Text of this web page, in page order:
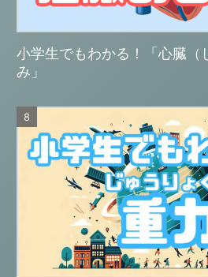
小学生でもわかる！「心臓（
み」